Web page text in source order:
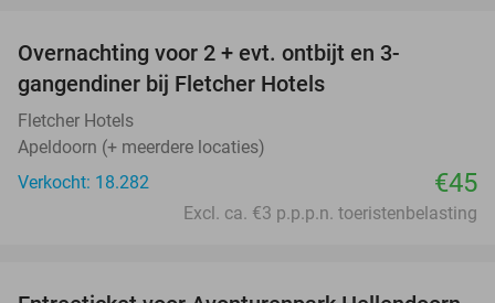
Overnachting voor 2 + evt. ontbijt en 3-
gangendiner bij Fletcher Hotels
Fletcher Hotels
Apeldoorn (+ meerdere locaties)
Verkocht: 18.282
€45
Excl. ca. €3 p.p.p.n. toeristenbelasting